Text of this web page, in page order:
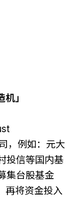
」
，例如：元大
投信等国内基
集台股基金
再将资金投入